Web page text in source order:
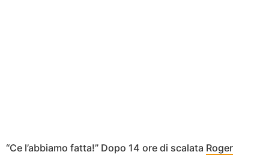
“Ce l’abbiamo fatta!” Dopo 14 ore di scalata Roger